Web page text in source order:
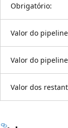
Obrigatório:
Valor do
Valor do
Valor dos